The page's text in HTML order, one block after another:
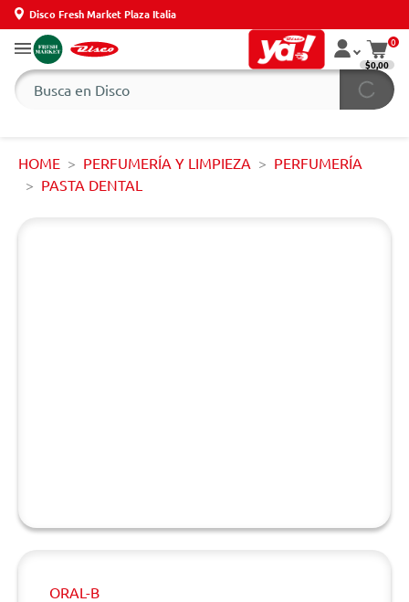
Disco Fresh Market Plaza Italia
0
$0,00
HOME PERFUMERÍA Y LIMPIEZA
PERFUMERÍA
PASTA DENTAL
ORAL-B